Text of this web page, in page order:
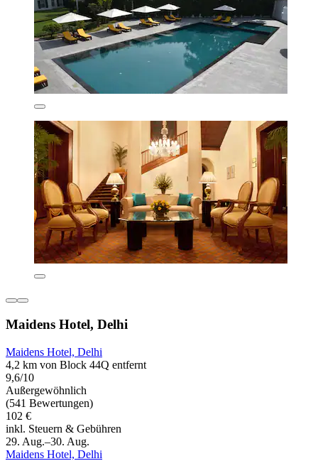
Maidens Hotel, Delhi
Maidens Hotel, Delhi
4,2 km von Block 44Q entfernt
9,6/10
Außergewöhnlich
(541 Bewertungen)
102 €
inkl. Steuern & Gebühren
29. Aug.–30. Aug.
Maidens Hotel, Delhi